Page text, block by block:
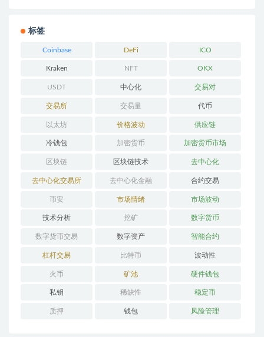
标签
Coinbase DeFi ICO
Kraken NFT OKX
USDT 中心化 交易对
交易所 交易量 代币
以太坊 价格波动 供应链
冷钱包 加密货币 加密货币市场
区块链 区块链技术 去中心化
去中心化交易所 去中心化金融 合约交易
币安 市场情绪 市场波动
技术分析 挖矿 数字货币
数字货币交易 数字资产 智能合约
杠杆交易 比特币 波动性
火币 矿池 硬件钱包
私钥 稀缺性 稳定币
质押 钱包 风险管理